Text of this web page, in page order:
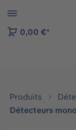
to B2B
0,00 €*
Produits
Détecteurs